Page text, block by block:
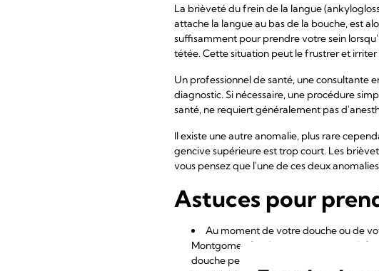
La brièveté du frein de la langue
attache la langue au bas de la bouche, est
suffisamment pour prendre votre sein
tétée. Cette situation peut le frustrer et irriter
Un professionnel de santé, une consultante
diagnostic. Si nécessaire, une procédure
santé, ne requiert généralement pas
Il existe une autre anomalie, plus rare
gencive supérieure est trop court. Les
vous pensez que l'une de ces deux
Astuces pour
Au moment de votre douche ou de
Montgomery) présentes sur votre aréole
douche peuvent retirer cette substance